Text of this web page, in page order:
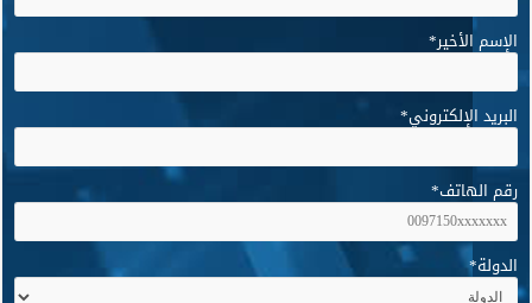
الإسم الأخير*
البريد الإلكتروني*
رقم الهاتف*
الدولة*